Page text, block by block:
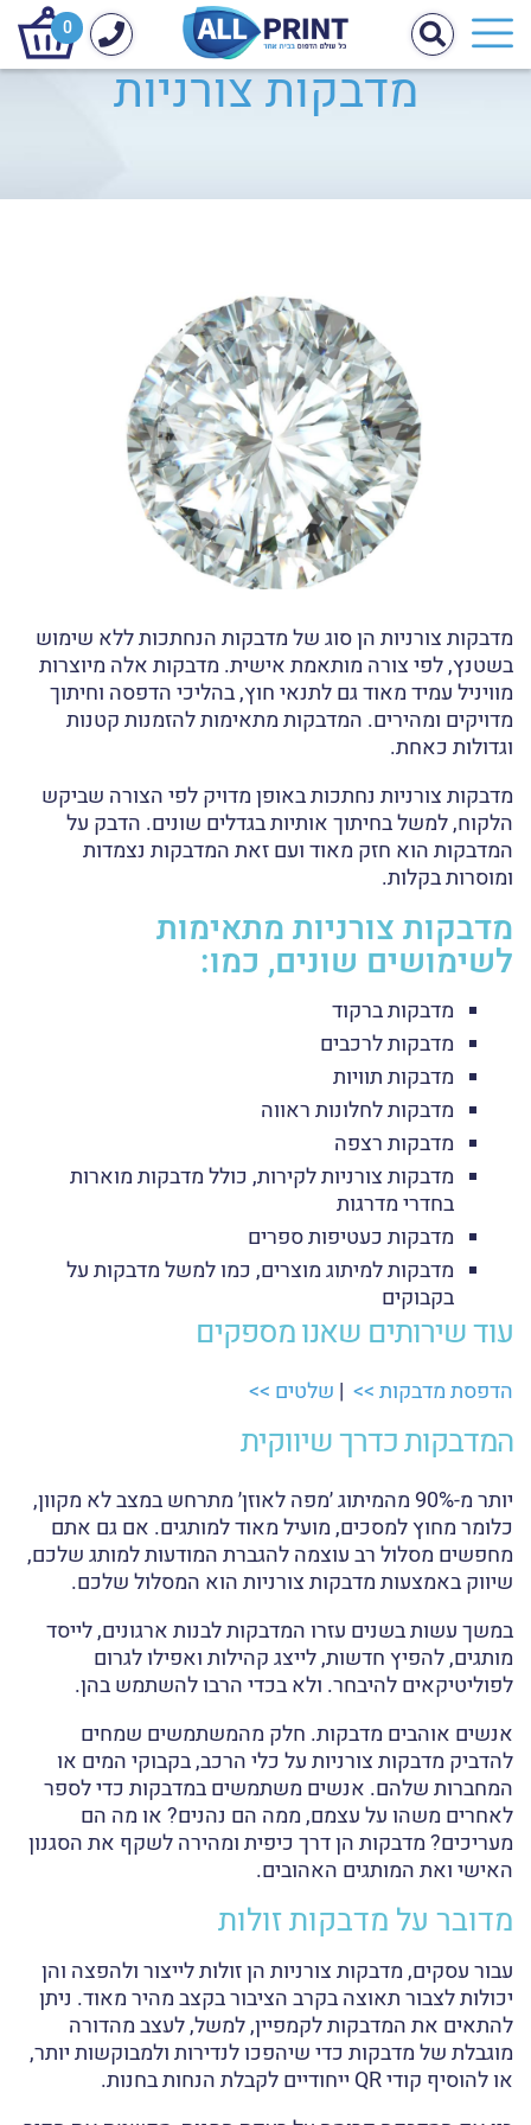
0
מדבקות צורניות
מדבקות צורניות הן סוג של מדבקות הנחתכות ללא שימוש
בשטנץ, לפי צורה מותאמת אישית. מדבקות אלה מיוצרות
מוויניל עמיד מאוד גם לתנאי חוץ, בהליכי הדפסה וחיתוך
מדויקים ומהירים. המדבקות מתאימות להזמנות קטנות
וגדולות כאחת.
מדבקות צורניות נחתכות באופן מדויק לפי הצורה שביקש
הלקוח, למשל בחיתוך אותיות בגדלים שונים. הדבק על
המדבקות הוא חזק מאוד ועם זאת המדבקות נצמדות
ומוסרות בקלות.
מדבקות צורניות מתאימות
לשימושים שונים, כמו:
מדבקות ברקוד
מדבקות לרכבים
מדבקות תוויות
מדבקות לחלונות ראווה
מדבקות רצפה
מדבקות צורניות לקירות, כולל מדבקות מוארות
בחדרי מדרגות
מדבקות כעטיפות ספרים
מדבקות למיתוג מוצרים, כמו למשל מדבקות על
בקבוקים
עוד שירותים שאנו מספקים
הדפסת מדבקות >> | שלטים >>
המדבקות כדרך שיווקית
יותר מ-90% מהמיתוג ׳מפה לאוזן׳ מתרחש במצב לא מקוון,
כלומר מחוץ למסכים, מועיל מאוד למותגים. אם גם אתם
מחפשים מסלול רב עוצמה להגברת המודעות למותג שלכם,
שיווק באמצעות מדבקות צורניות הוא המסלול שלכם.
במשך עשות בשנים עזרו המדבקות לבנות ארגונים, לייסד
מותגים, להפיץ חדשות, לייצג קהילות ואפילו לגרום
לפוליטיקאים להיבחר. ולא בכדי הרבו להשתמש בהן.
אנשים אוהבים מדבקות. חלק מהמשתמשים שמחים
להדביק מדבקות צורניות על כלי הרכב, בקבוקי המים או
המחברות שלהם. אנשים משתמשים במדבקות כדי לספר
לאחרים משהו על עצמם, ממה הם נהנים? או מה הם
מעריכים? מדבקות הן דרך כיפית ומהירה לשקף את הסגנון
האישי ואת המותגים האהובים.
מדובר על מדבקות זולות
עבור עסקים, מדבקות צורניות הן זולות לייצור ולהפצה והן
יכולות לצבור תאוצה בקרב הציבור בקצב מהיר מאוד. ניתן
להתאים את המדבקות לקמפיין, למשל, לעצב מהדורה
מוגבלת של מדבקות כדי שיהפכו לנדירות ולמבוקשות יותר,
או להוסיף קודי QR ייחודיים לקבלת הנחות בחנות.